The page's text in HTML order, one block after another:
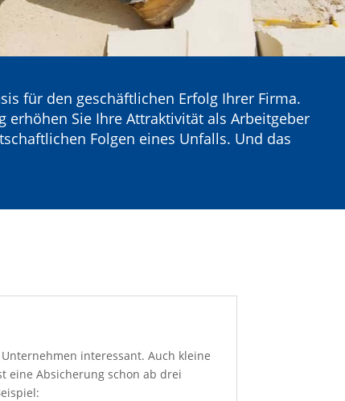
für den geschäftlichen Erfolg Ihrer Firma.
Sie Ihre Attraktivität als Arbeitgeber
Folgen eines Unfalls. Und das
interessant. Auch kleine
eine Absicherung schon ab drei